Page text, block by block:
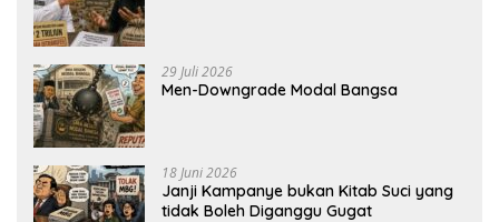
29 Juli 2026
Men-Downgrade Modal Bangsa
18 Juni 2026
Janji Kampanye bukan Kitab Suci yang
tidak Boleh Diganggu Gugat